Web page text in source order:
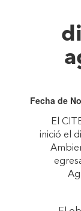
Fecha de
El
inició el